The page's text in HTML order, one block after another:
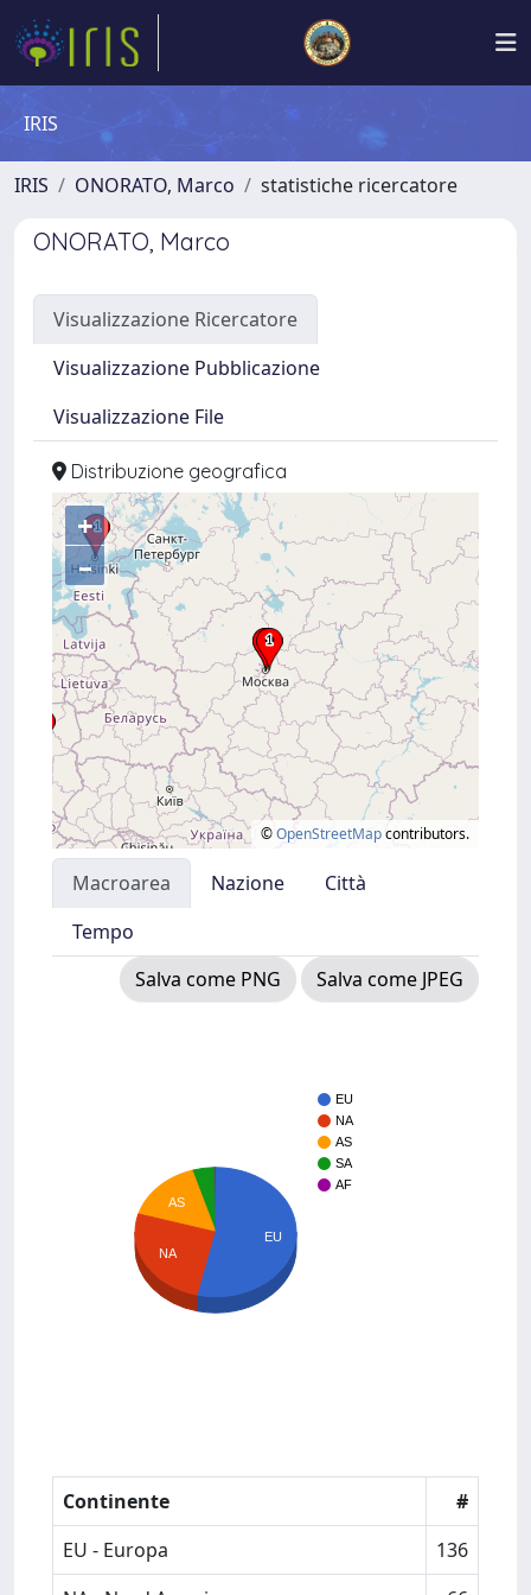
IRIS
IRIS ONORATO, Marco statistiche ricercatore
ONORATO, Marco
Visualizzazione Ricercatore
Visualizzazione Pubblicazione
Visualizzazione File
Distribuzione geografica
+
–
©OpenStreetMapcontributors.
Macroarea Nazione
Città
Tempo
Salva come PNG
Salva come JPEG
EU
NA
AS
SA
AF
AS
NA
EU
Continente
#
EU - Europa
136